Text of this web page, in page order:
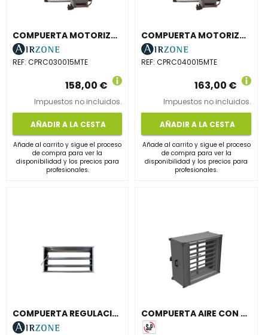
COMPUERTA MOTORIZADA RECTANGULAR CONDUCTO 300x150mm
REF: CPRC030015MTE
158,00 €
Impuestos no incluidos.
AÑADIR A LA CESTA
Añade al carrito y sigue el proceso
de compra para ver la
disponibilidad y los precios para
profesionales.
COMPUERTA MOTORIZADA RECTANGULAR CONDUCTO 400x150mm
REF:CPRC040015MTE
163,00 €
Impuestos no incluidos.
AÑADIR A LA CESTA
Añade al carrito y sigue el proceso
de compra para ver la
disponibilidad y los precios para
profesionales.
COMPUERTA REGULACIÓN CAUDAL MANUAL 500x150mm COMPUERTA AIRE CON DETECTOR MD 800